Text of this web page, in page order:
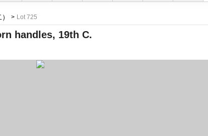
> Lot 725
handles, 19th C.